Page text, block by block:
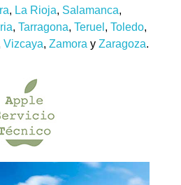
, La Rioja, Salamanca,
, Tarragona, Teruel , Toledo,
Vizcaya, Zamora y Zaragoza.